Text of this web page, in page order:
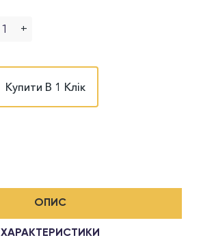
+
Купити В 1 Клік
ОПИС
ХАРАКТЕРИСТИКИ